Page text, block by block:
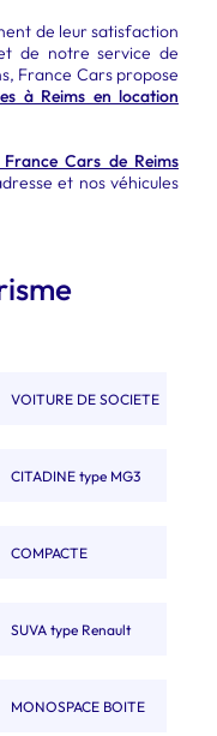
de leur satisfaction
de notre service de
France Cars propose
à Reims en location
Cars de Reims
et nos véhicules
VOITURE DE SOCIETE
CITADINE type MG3
COMPACTE
SUVA type Renault
MONOSPACE BOITE